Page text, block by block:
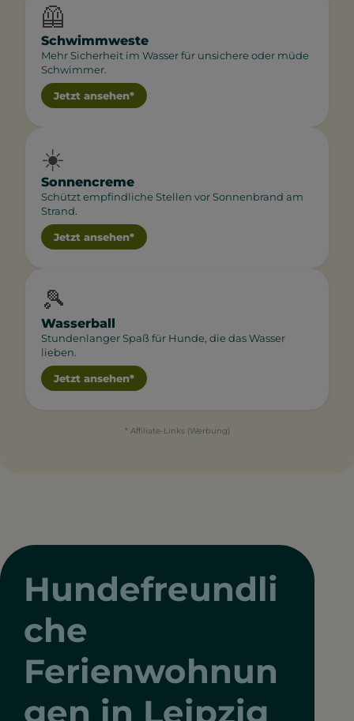
🦺
Schwimmweste
Mehr Sicherheit im Wasser für unsichere oder müde
Schwimmer.
Jetzt ansehen*
☀️
Sonnencreme
Schützt empfindliche Stellen vor Sonnenbrand am
Strand.
Jetzt ansehen*
🎾
Wasserball
Stundenlanger Spaß für Hunde, die das Wasser
lieben.
Jetzt ansehen*
* Affiliate-Links (Werbung)
Hundefreundli
che
Ferienwohnun
gen in Leipzig